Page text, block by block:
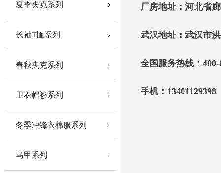
夏季夹克系列
长袖T恤系列
春秋夹克系列
卫衣帽衫系列
冬季冲锋衣棉服系列
马甲系列
厂房地址：河北省
武汉地址：武汉市
全国服务热线：400-
手机：13401129398